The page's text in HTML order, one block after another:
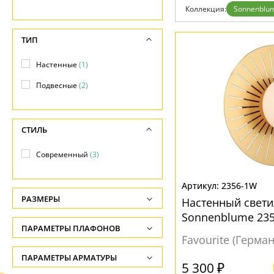
Установка
Дизайнерам
Контакты
Коллекция:
2356-1W
Настенный
Sonnenblume
Favourite
5 300 ₽
ТИП
Настенные(1)
Подвесные(2)
СТИЛЬ
Современный (3)
РАЗМЕРЫ
Глубина, см
-
Ширина, см
ПАРАМЕТРЫ ПЛАФОНОВ
ФОРМА ПЛАФОНА
ПАРАМЕТРЫ АРМАТУРЫ